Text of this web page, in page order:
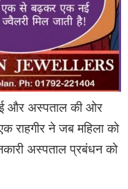
और अस्पताल की ओर
राहगीर ने जब महिला को
अस्पताल प्रबंधन को